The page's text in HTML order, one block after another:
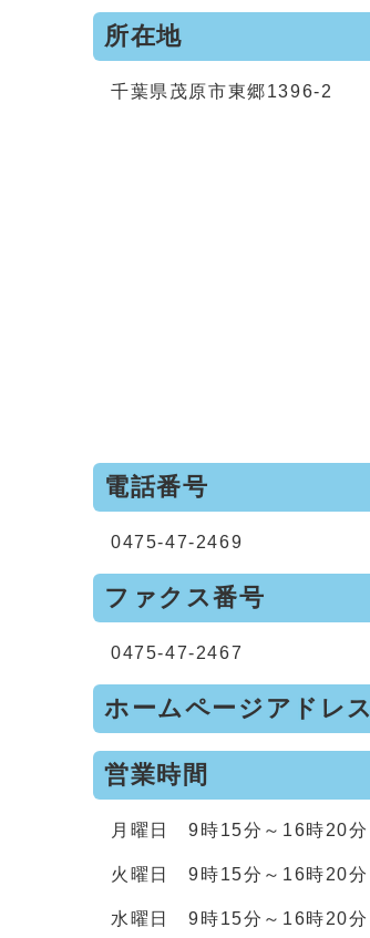
所在地
千葉県茂原市東郷1396-2
電話番号
0475-47-2469
ファクス番号
0475-47-2467
ホームページアドレス
営業時間
月曜日 9時15分～16時20分
火曜日 9時15分～16時20分
水曜日 9時15分～16時20分